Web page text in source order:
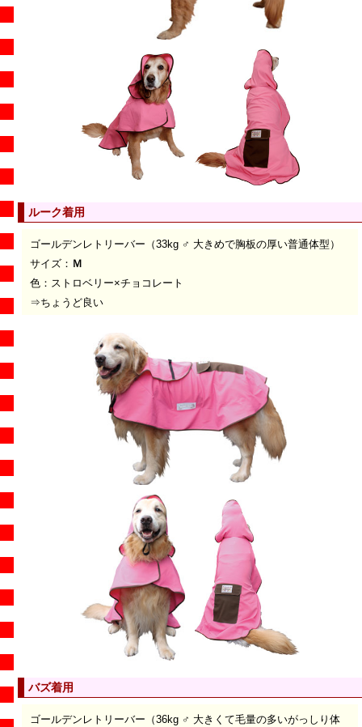
ルーク着用
ゴールデンレトリーバー（33kg ♂ 大きめで胸板の厚い普通体型）
サイズ： Ｍ
色：ストロベリー×チョコレート
⇒ちょうど良い
バズ着用
ゴールデンレトリーバー（36kg ♂ 大きくて毛量の多いがっしり体